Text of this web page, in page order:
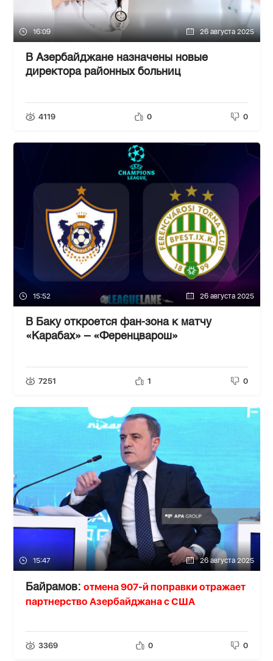
16:09 26 августа 2025
В Азербайджане назначены новые
директора районных больниц
4119 0 0
15:52 26 августа 2025
В Баку откроется фан-зона к матчу
«Карабах» – «Ференцварош»
7251 1 0
15:47 26 августа 2025
Байрамов: отмена 907-й поправки отражает
партнерство Азербайджана с США
3369 0 0